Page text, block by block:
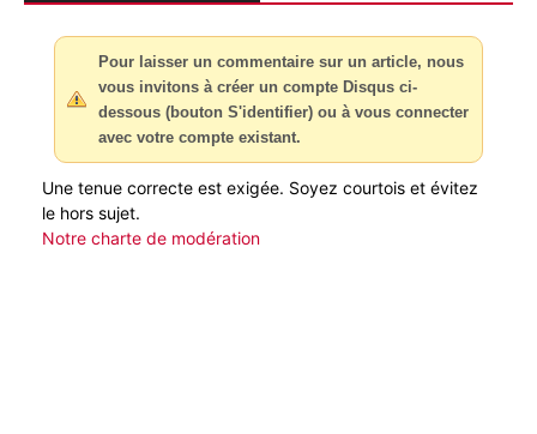
Pour laisser un commentaire sur un article, nous
vous invitons à créer un compte Disqus ci-
dessous (bouton S'identifier) ou à vous connecter
avec votre compte existant.
Une tenue correcte est exigée. Soyez courtois et évitez
le hors sujet.
Notre charte de modération